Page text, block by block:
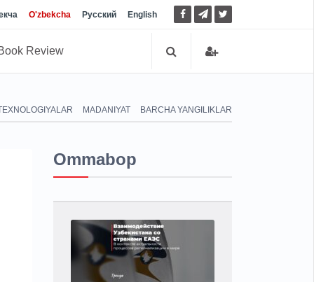
O'zbekcha Русский English
Review
MADANIYAT BARCHA YANGILIKLAR
Ommabop